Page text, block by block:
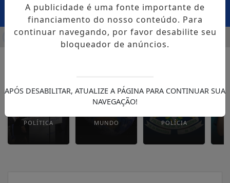
MENU
CAPOTA NA BR-364, EM EXTREMA, E CASO LEVANTA
POLÍTICA MUNDO POLÍCIA
A publicidade é uma fonte importante de
financiamento do nosso conteúdo. Para
continuar navegando, por favor desabilite seu
bloqueador de anúncios.
APÓS DESABILITAR, ATUALIZE A PÁGINA PARA CONTINUAR SUA
NAVEGAÇÃO!